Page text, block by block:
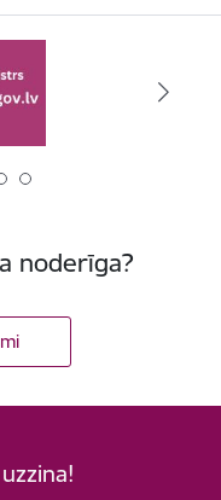
noderīga?